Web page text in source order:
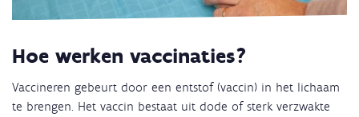
Hoe werken vaccinaties?
Vaccineren gebeurt door een entstof (vaccin) in het lichaam
te brengen. Het vaccin bestaat uit dode of sterk verzwakte